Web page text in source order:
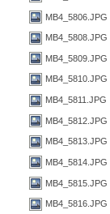
MB4_5806.JPG
MB4_5808.JPG
MB4_5809.JPG
MB4_5810.JPG
MB4_5811.JPG
MB4_5812.JPG
MB4_5813.JPG
MB4_5814.JPG
MB4_5815.JPG
MB4_5816.JPG